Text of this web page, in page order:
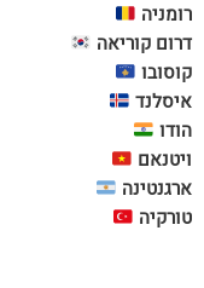
רומניה
דרום קוריאה
קוסובו
איסלנד
הודו
ויטנאם
ארגנטינה
טורקיה